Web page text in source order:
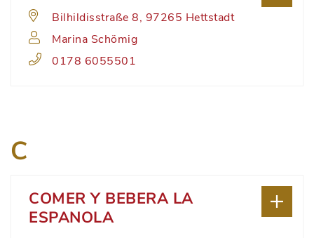
Bilhildisstraße 8, 97265 Hettstadt
Marina Schömig
0178 6055501
C
COMER Y BEBERA LA
ESPANOLA